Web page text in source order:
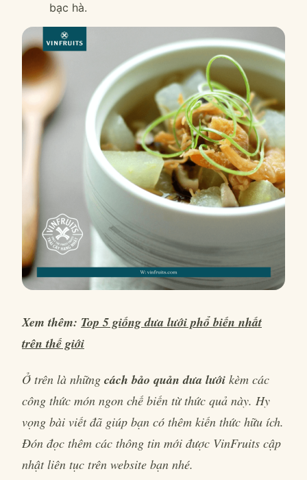
bạc hà.
Xem thêm: Top 5 giống dưa lưới phổ biến nhất
trên thế giới
Ở trên là những cách bảo quản dưa lưới kèm các
công thức món ngon chế biến từ thức quả này. Hy
vọng bài viết đã giúp bạn có thêm kiến thức hữu ích.
Đón đọc thêm các thông tin mới được VinFruits cập
nhật liên tục trên website bạn nhé.